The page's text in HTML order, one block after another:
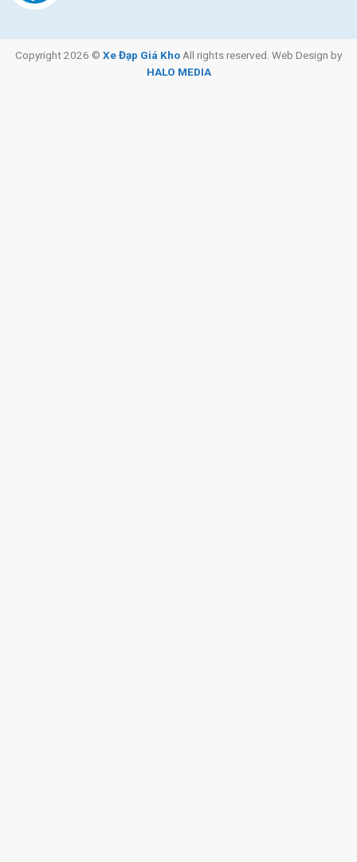
Cửa hàng xe đạp Gò Vấp:Nhấn để xem đường đi
Copyright 2026 © Xe Đạp Giá Kho All rights reserved. Web Design by
HALO MEDIA